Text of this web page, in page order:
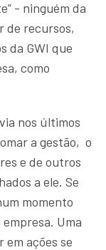
- ninguém da
de recursos,
da GWI que
como
nos últimos
a gestão, o
e de outros
a ele. Se
momento
Uma
em ações se